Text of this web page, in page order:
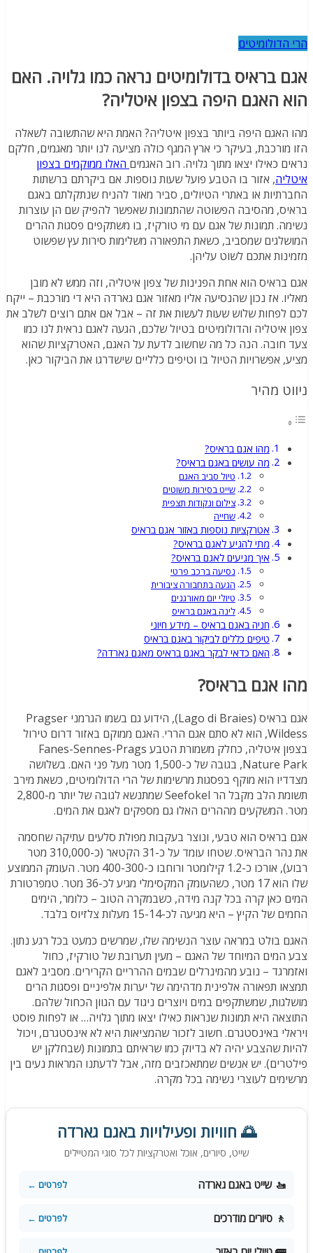
הדולומיטים
בראיס בדולומיטים נראה כמו גלויה. האם
האגם היפה בצפון איטליה?
האגם היפה ביותר בצפון איטליה? האמת היא שהתשובה לשאלה
מורכבת, בעיקר כי ארץ המגף כולה מציעה לנו יותר מאגמים, חלקם
כאילו יצאו מתוך גלויה. רוב האגמיםהאלו ממוקמים בצפון
, אזור בו הטבע פועל שעות נוספות. אם ביקרתם ברשתות
או באתרי הטיולים, סביר מאוד להניח שנתקלתם באגם
מהסיבה הפשוטה שהתמונות שאפשר להפיק שם הן עוצרות
תמונות של אגם עם מי טורקיז, בו משתקפים פסגות ההרים
שמסביב, כשאת התפאורה משלימות סירות עץ שפשוט
אתכם לשוט עליהן.
בראיס הוא אחת הפנינות של צפון איטליה, וזה ממש לא מובן
אז נכון שהנסיעה אליו מאזור אגם גארדה היא די מורכבת – ייקח
לפחות שלוש שעות לעשות את זה – אבל אם אתם רוצים לשלב את
איטליה והדולומיטים בטיול שלכם, הגעה לאגם נראית לנו כמו
חובה. הנה כל מה שחשוב לדעת על האגם, האטרקציות שהוא
אפשרויות הטיול בו וטיפים כלליים שישדרגו את הביקור כאן.
מהיר
מהו אגם בראיס?
מה עושים באגם בראיס?
טיול סביב האגם
שייט בסירות משוטים
צילום ונקודות תצפית
שחייה
אטרקציות נוספות באזור אגם בראיס
מתי להגיע לאגם בראיס?
איך מגיעים לאגם בראיס?
נסיעה ברכב פרטי
הגעה בתחבורה ציבורית
טיולי יום מאורגנים
לינה באגם בראיס
חניה באגם בראיס – מידע חיוני
טיפים כללים לביקור באגם בראיס
האם כדאי לבקר באגם בראיס מאגם גארדה?
אגם בראיס?
אגם בראיס (Lago di Braies), הידוע גם בשמו הגרמני Pragser
Wildess, הוא לא סתם אגם הררי. האגם ממוקם באזור דרום טירול
בצפון איטליה, כחלק משמורת הטבע Fanes-Sennes-Prags
Nature Park, בגובה של כ-1,500 מטר מעל פני האם. בשלושה
הוא מוקף בפסגות מרשימות של הרי הדולומיטים, כשאת מירב
תשומת הלב מקבל הר Seefokel שמתנשא לגובה של יותר מ-2,800
המשקעים מההרים האלו גם מספקים לאגם את המים.
בראיס הוא טבעי, ונוצר בעקבות מפולת סלעים עתיקה שחסמה
את נהר הבראיס. שטחו עומד על כ-31 הקטאר (כ-310,000 מטר
רבוע), אורכו כ-1.2 קילומטר ורוחבו כ-400-300 מטר. העומק הממוצע
שלו הוא 17 מטר, כשהעומק המקסימלי מגיע לכ-36 מטר. טמפרטורת
כאן קרה בכל קנה מידה, כשבמקרה הטוב – כלומר, הימים
של הקיץ – היא מגיעה לכ-15-14 מעלות צלזיוס בלבד.
בולט במראה עוצר הנשימה שלו, שמרשים כמעט בכל רגע נתון.
המים המיוחד של האגם – מעין תערובת של טורקיז, כחול
– נובע מהמינרלים שבמים ההרריים הקרירים. מסביב לאגם
תפאורה אלפינית מדהימה של יערות אלפיניים ופסגות הרים
שמשתקפים במים ויוצרים ניגוד עם הגוון הכחול שלהם.
היא תמונות שנראות כאילו יצאו מתוך גלויה… או לפחות פוסט
באינסטגרם. חשוב לזכור שהמציאות היא לא אינסטגרם, ויכול
שהצבע יהיה לא בדיוק כמו שראיתם בתמונות (שבחלקן יש
יש אנשים שמתאכזבים מזה, אבל לדעתנו המראות נעים בין
לעוצרי נשימה בכל מקרה.
🌅 חוויות ופעילויות באגם גארדה
שייט, סיורים, אוכל ואטרקציות לכל סוגי המטיילים
🚤 שייט באגם גארדה לפרטים ←
🚶 סיורים מודרכים לפרטים ←